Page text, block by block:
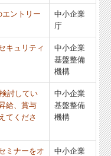
ントリー
中小企業
庁
キュリティ
中小企業
基盤整備
機構
討してい
給、賞与
てくださ
中小企業
基盤整備
機構
ミナーをオ
中小企業